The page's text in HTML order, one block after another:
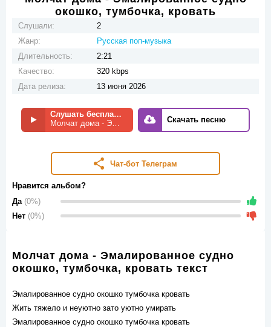
окошко, тумбочка, кровать
Слушали:
2
Жанр:
Русская поп-музыка
Длительность:
2:21
Качество:
320 kbps
Дата релиза:
13 июня 2026
Слушать бесплатно
Молчат дома - Эмалированное судно окошко, тумбочка, кровать
Скачать песню
Чат-бот Телеграм
Нравится альбом?
Да (0%)
Нет (0%)
Молчат дома - Эмалированное судно
окошко, тумбочка, кровать текст
Эмалированное судно окошко тумбочка кровать
Жить тяжело и неуютно зато уютно умирать
Эмалированное судно окошко тумбочка кровать